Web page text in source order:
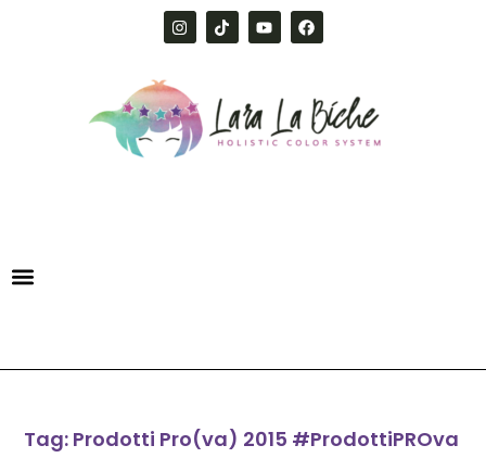
Tag: Prodotti Pro(va) 2015 #ProdottiPROva